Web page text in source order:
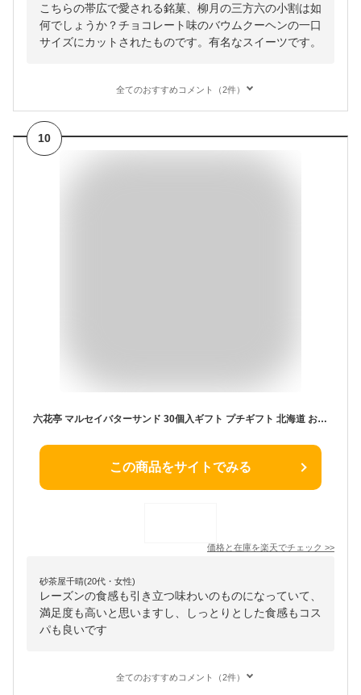
こちらの帯広で愛される銘菓、柳月の三方六の小割は如
何でしょうか？チョコレート味のバウムクーヘンの一口
サイズにカットされたものです。有名なスイーツです。
全てのおすすめコメント（2件）
10
六花亭 マルセイバターサンド 30個入ギフト プチギフト 北海道 お土産 スイーツ レーズンサンド お茶請け サンドクッキー 帯広 お菓子 洋菓子 誕生日 内祝い 個包装 退職 お祝い 転勤 お礼 お返し 御供 感謝 有名 定番
この商品をサイトでみる
価格と在庫を楽天でチェック >>
砂茶屋千晴(20代・女性)
レーズンの食感も引き立つ味わいのものになっていて、
満足度も高いと思いますし、しっとりとした食感もコス
パも良いです
全てのおすすめコメント（2件）